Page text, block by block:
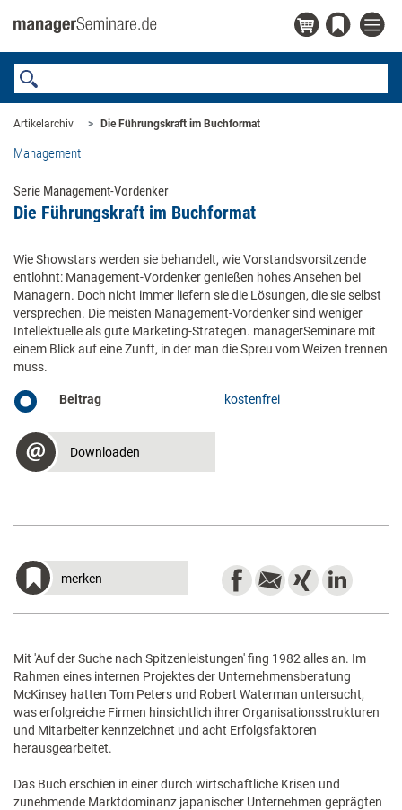
Artikelarchiv Die Führungskraft im Buchformat
Management
Serie Management-Vordenker
Die Führungskraft im Buchformat
Wie Showstars werden sie behandelt, wie Vorstandsvorsitzende
entlohnt: Management-Vordenker genießen hohes Ansehen bei
Managern. Doch nicht immer liefern sie die Lösungen, die sie selbst
versprechen. Die meisten Management-Vordenker sind weniger
Intellektuelle als gute Marketing-Strategen. managerSeminare mit
einem Blick auf eine Zunft, in der man die Spreu vom Weizen trennen
muss.
Beitrag kostenfrei
Downloaden
merken
Mit 'Auf der Suche nach Spitzenleistungen' fing 1982 alles an. Im
Rahmen eines internen Projektes der Unternehmensberatung
McKinsey hatten Tom Peters und Robert Waterman untersucht,
was erfolgreiche Firmen hinsichtlich ihrer Organisationsstrukturen
und Mitarbeiter kennzeichnet und acht Erfolgsfaktoren
herausgearbeitet.
Das Buch erschien in einer durch wirtschaftliche Krisen und
zunehmende Marktdominanz japanischer Unternehmen geprägten